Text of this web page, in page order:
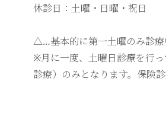
休診日：土曜・日曜・祝日
△…基本的に第一土曜のみ診療
※月に一度、土曜日診療を行
診療）のみとなります。保険